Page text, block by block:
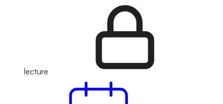
lecture